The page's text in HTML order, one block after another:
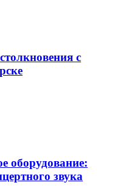
с
оборудование:
звука